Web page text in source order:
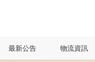
最新公告 物流資訊